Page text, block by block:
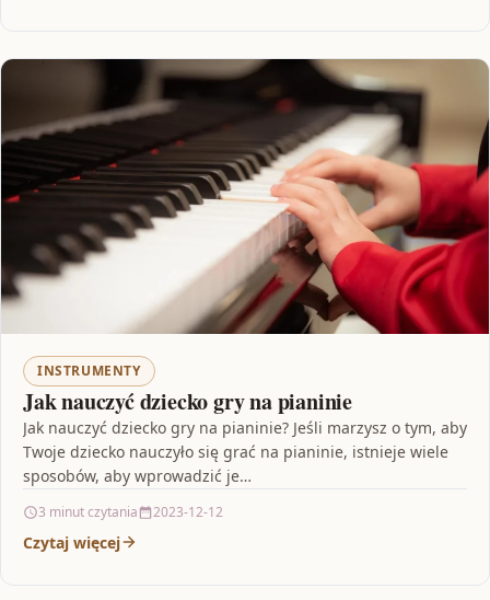
INSTRUMENTY
Jak nauczyć dziecko gry na pianinie
Jak nauczyć dziecko gry na pianinie? Jeśli marzysz o tym, aby
Twoje dziecko nauczyło się grać na pianinie, istnieje wiele
sposobów, aby wprowadzić je…
3 minut czytania 2023-12-12
Czytaj więcej